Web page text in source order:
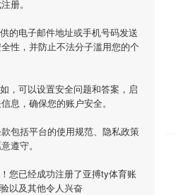
册。
的电子邮件地址或手机号码发送
性，并防止不法分子滥用您的个
，可以设置安全问题和答案，启
息，确保您的账户安全。
包括平台的使用规范、隐私政策
遵守。
您已经成功注册了亚搏ty体育账
以及其他令人兴奋